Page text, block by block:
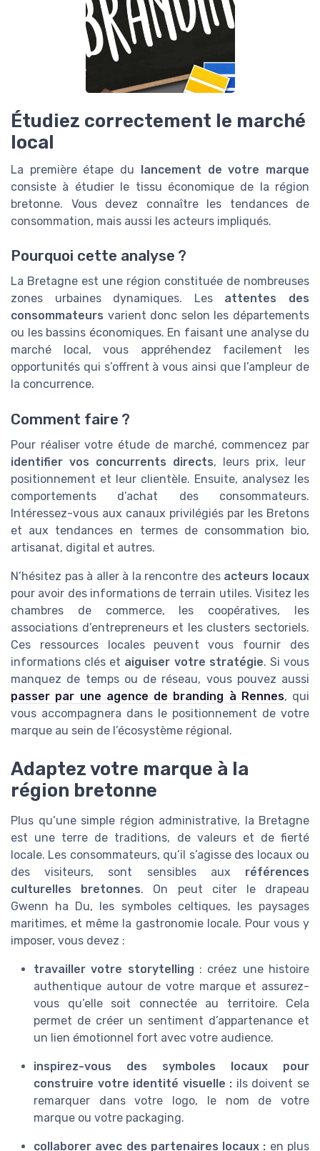
Étudiez correctement le marché
local
La première étape du lancement de votre marque
consiste à étudier le tissu économique de la région
bretonne. Vous devez connaître les tendances de
consommation, mais aussi les acteurs impliqués.
Pourquoi cette analyse ?
La Bretagne est une région constituée de nombreuses
zones urbaines dynamiques. Les attentes des
consommateurs varient donc selon les départements
ou les bassins économiques. En faisant une analyse du
marché local, vous appréhendez facilement les
opportunités qui s’offrent à vous ainsi que l’ampleur de
la concurrence.
Comment faire ?
Pour réaliser votre étude de marché, commencez par
identifier vos concurrents directs, leurs prix, leur
positionnement et leur clientèle. Ensuite, analysez les
comportements d’achat
des consommateurs.
Intéressez-vous aux canaux privilégiés par les Bretons
et aux tendances en termes de consommation bio,
artisanat, digital et autres.
N’hésitez pas à aller à la rencontre des acteurs locaux
pour avoir des informations de terrain utiles. Visitez les
chambres de commerce, les coopératives, les
associations d’entrepreneurs et les clusters sectoriels.
Ces ressources locales peuvent vous fournir des
informations clés et aiguiser votre stratégie. Si vous
manquez de temps ou de réseau, vous pouvez aussi
passer par une agence de branding à Rennes, qui
vous accompagnera dans le positionnement de votre
marque au sein de l’écosystème régional.
Adaptez votre marque à la
région bretonne
Plus qu’une simple région administrative, la Bretagne
est une terre de traditions, de valeurs et de fierté
locale. Les consommateurs, qu’il s’agisse des locaux ou
des visiteurs, sont sensibles aux références
culturelles bretonnes. On peut citer le drapeau
Gwenn ha Du, les symboles celtiques, les paysages
maritimes, et même la gastronomie locale. Pour vous y
imposer, vous devez :
travailler votre storytelling : créez une histoire
authentique autour de votre marque et assurez-
vous qu’elle soit connectée au territoire. Cela
permet de créer un sentiment d’appartenance et
un lien émotionnel fort avec votre audience.
inspirez-vous des symboles locaux
pour
construire votre identité visuelle : ils doivent se
remarquer dans votre logo, le nom de votre
marque ou votre packaging.
collaborer avec des partenaires locaux : en plus